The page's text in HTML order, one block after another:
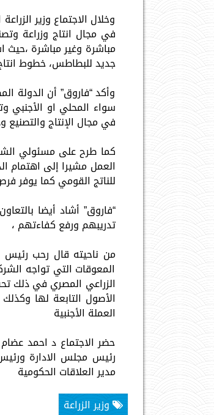
وخلال الاجتماع وزير
جديد للبطاطس، خطوط
وأكد “فاروق” أن الدولة
سواء المحلي او الأجنبي
في مجال الإنتاج
كما طرح على مسئولي
العمل مشيرا إلى اهتمام
للناتج القومي كما يوفر
“فاروق” أشاد أيضا
تدريبهم ورفع كفاءتهم ،
من ناحيته قال رحب رئيس
المعوقات التي تواجه
الزراعي المصري في ذلك
الأصول التابعة لها
العملة الأجنبية
حضر الاجتماع د احمد
رئيس مجلس الادارة
مدير العلاقات الحكومية
وزير الزراعة